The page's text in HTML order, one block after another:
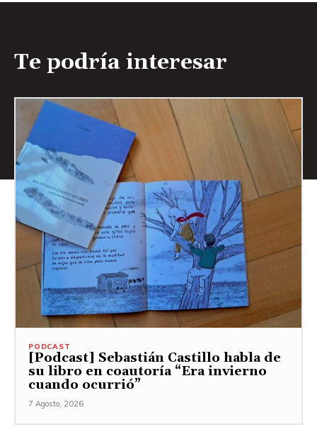
Te podría interesar
PODCAST
[Podcast] Sebastián Castillo habla de
su libro en coautoría “Era invierno
cuando ocurrió”
7 Agosto, 2026